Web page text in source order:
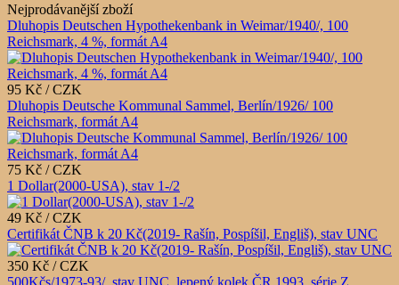
Nejprodávanější zboží
Dluhopis Deutschen Hypothekenbank in Weimar/1940/, 100
Reichsmark, 4 %, formát A4
95 Kč / CZK
Dluhopis Deutsche Kommunal Sammel, Berlín/1926/ 100
Reichsmark, formát A4
75 Kč / CZK
1 Dollar(2000-USA), stav 1-/2
49 Kč / CZK
Certifikát ČNB k 20 Kč(2019- Rašín, Pospíšil, Engliš), stav UNC
350 Kč / CZK
500Kčs/1973-93/, stav UNC, lepený kolek ČR 1993, série Z